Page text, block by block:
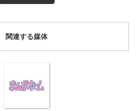
関連する媒体